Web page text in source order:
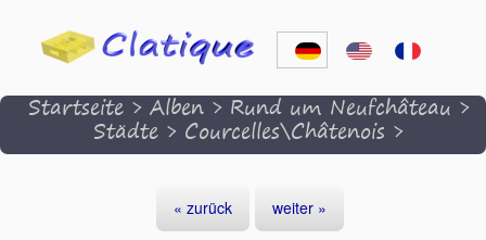
Startseite>Alben>Rund um Neufchâteau>
Städte > Courcelles\Châtenois >
« zurück weiter »